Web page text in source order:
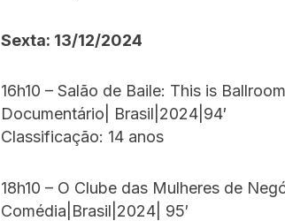
Sexta: 13/12/2024
16h10 – Salão de Baile: This is
Documentário| Brasil|2024|94′
Classificação: 14 anos
18h10 – O Clube das Mulheres de
Comédia|Brasil|2024| 95′